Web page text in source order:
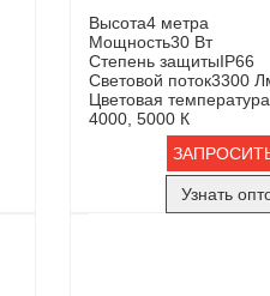
Высота4 метра
Мощность30 Вт
Степень защитыIP66
Световой поток3300
Цветовая температура
4000, 5000 К
Узнать